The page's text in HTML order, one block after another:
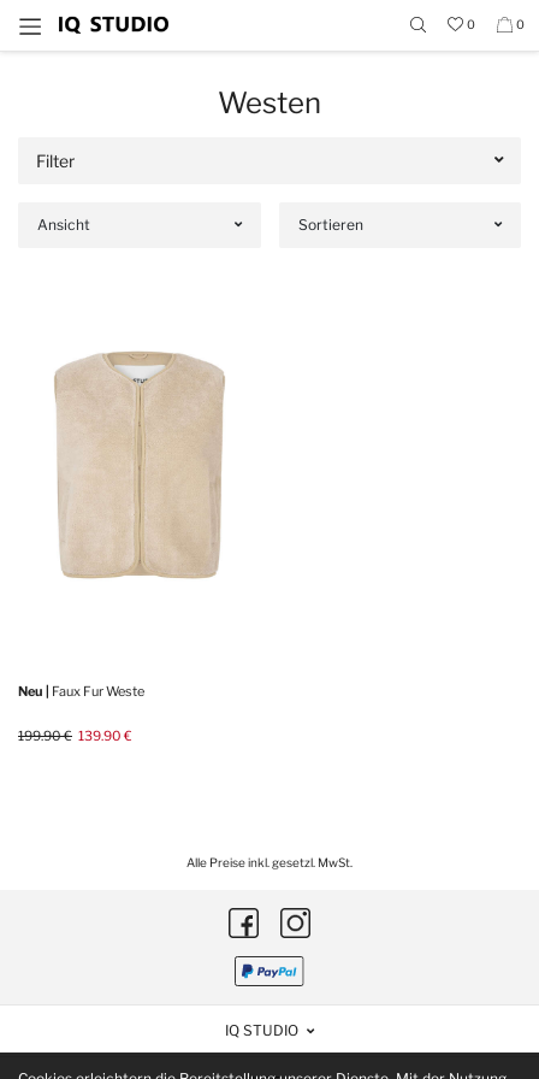
0 0
Westen
Filter
Ansicht Sortieren
Neu | Faux Fur Weste
199.90 € 139.90 €
Alle Preise inkl. gesetzl. MwSt.
IQ STUDIO